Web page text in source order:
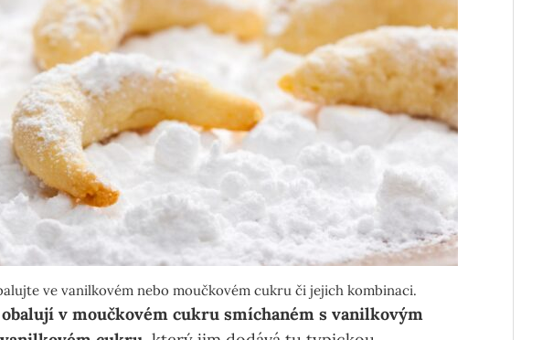
ve vanilkovém nebo moučkovém cukru či jejich kombinaci.
v moučkovém cukru smíchaném s vanilkovým